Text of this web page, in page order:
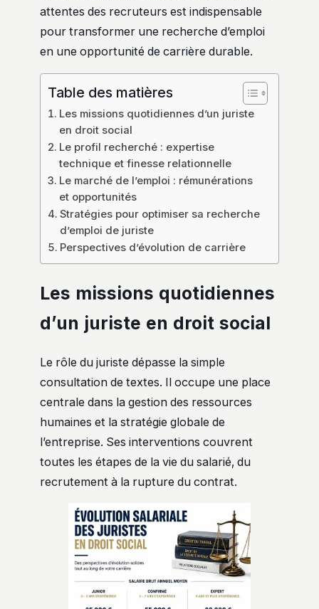
attentes des recruteurs est indispensable
pour transformer une recherche d’emploi
en une opportunité de carrière durable.
Table des matières
Les missions quotidiennes d’un juriste
en droit social
Le profil recherché : expertise
technique et finesse relationnelle
Le marché de l’emploi : rémunérations
et opportunités
Stratégies pour optimiser sa recherche
d’emploi de juriste
Perspectives d’évolution de carrière
Les missions quotidiennes
d’un juriste en droit social
Le rôle du juriste dépasse la simple
consultation de textes. Il occupe une place
centrale dans la gestion des ressources
humaines et la stratégie globale de
l’entreprise. Ses interventions couvrent
toutes les étapes de la vie du salarié, du
recrutement à la rupture du contrat.